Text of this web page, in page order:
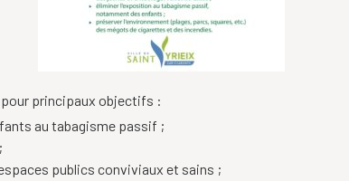
principaux objectifs :
au tabagisme passif ;
publics conviviaux et sains ;